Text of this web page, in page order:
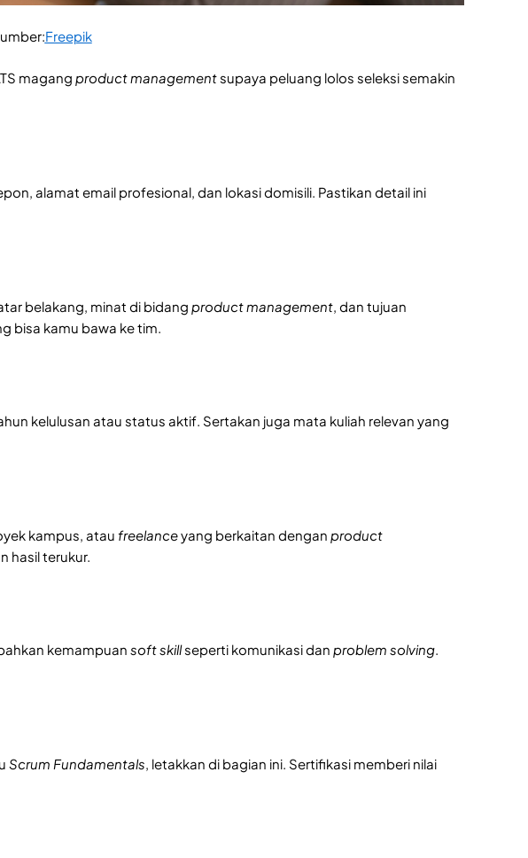
Freepik
magang product managementsupaya peluang lolos seleksi semakin
alamat email profesional, dan lokasi domisili. Pastikan detail ini
belakang, minat di bidang product management, dan tujuan
bisa kamu bawa ke tim.
kelulusan atau status aktif. Sertakan juga mata kuliah relevan yang
kampus, atau freelanceyang berkaitan dengan product
hasil terukur.
kemampuan soft skillseperti komunikasi dan problem solving.
Scrum Fundamentals, letakkan di bagian ini. Sertifikasi memberi nilai